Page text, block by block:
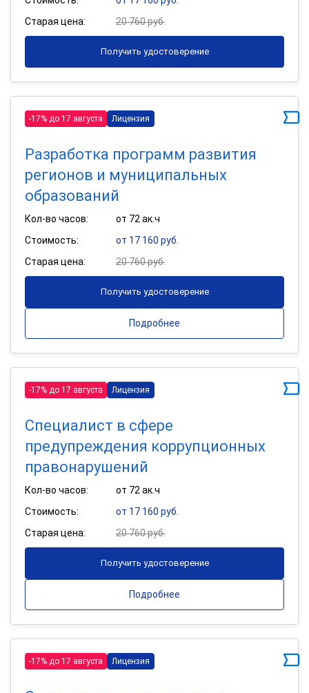
Старая цена:
20 760 руб.
Получить удостоверение
-17% до 17 августа Лицензия
Разработка программ развития
регионов и муниципальных
образований
Кол-во часов:
от 72 ак.ч
Стоимость:
от 17 160 руб.
Старая цена:
20 760 руб.
Получить удостоверение
Подробнее
-17% до 17 августа Лицензия
Специалист в сфере
предупреждения коррупционных
правонарушений
Кол-во часов:
от 72 ак.ч
Стоимость:
от 17 160 руб.
Старая цена:
20 760 руб.
Получить удостоверение
Подробнее
-17% до 17 августа Лицензия